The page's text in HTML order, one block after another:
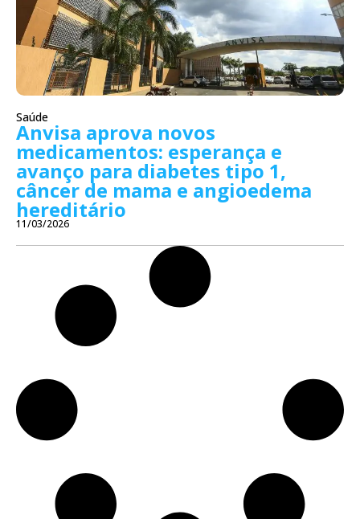
Saúde
Anvisa aprova novos
medicamentos: esperança e
avanço para diabetes tipo 1,
câncer de mama e angioedema
hereditário
11/03/2026